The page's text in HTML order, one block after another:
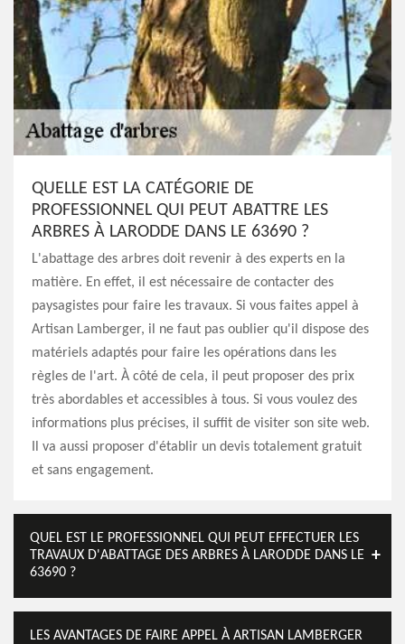
QUELLE EST LA CATÉGORIE DE
PROFESSIONNEL QUI PEUT ABATTRE LES
ARBRES À LARODDE DANS LE 63690 ?
L'abattage des arbres doit revenir à des experts en la
matière. En effet, il est nécessaire de contacter des
paysagistes pour faire les travaux. Si vous faites appel à
Artisan Lamberger, il ne faut pas oublier qu'il dispose des
matériels adaptés pour faire les opérations dans les
règles de l'art. À côté de cela, il peut proposer des prix
très abordables et accessibles à tous. Si vous voulez des
informations plus précises, il suffit de visiter son site web.
Il va aussi proposer d'établir un devis totalement gratuit
et sans engagement.
QUEL EST LE PROFESSIONNEL QUI PEUT EFFECTUER LES
TRAVAUX D'ABATTAGE DES ARBRES À LARODDE DANS LE
63690 ?
LES AVANTAGES DE FAIRE APPEL À ARTISAN LAMBERGER